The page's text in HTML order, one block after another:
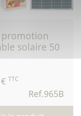
solaire 50
TTC
Ref.965B